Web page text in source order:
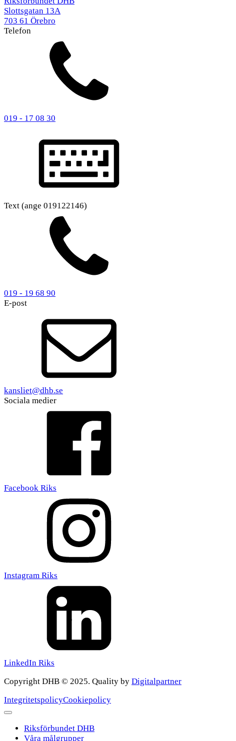
Slottsgatan 13A
703 61 Örebro
Telefon
019 - 17 08 30
Text (ange 019122146)
019 - 19 68 90
E-post
kansliet@dhb.se
Sociala medier
Facebook Riks
Instagram Riks
LinkedIn Riks
Copyright DHB © 2025. Quality by Digitalpartner
IntegritetspolicyCookiepolicy
Riksförbundet DHB
Våra målgrupper